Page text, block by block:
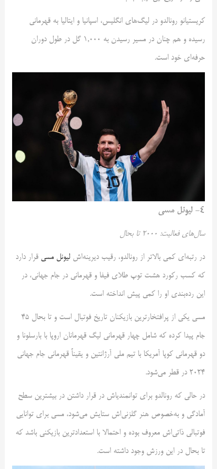
کریستیانو رونالدو در لیگ‌های انگلیس، اسپانیا و ایتالیا به قهرمانی
رسیده و هم چنان در مسیر رسیدن به ۱,۰۰۰ گل در طول دوران
حرفه‌ای خود است.
۴- لیونل مسی
سال‌های فعالیت: ۲۰۰۰ تا بحال
در رتبه‌ای کمی بالاتر از رونالدو، رقیب دیرینه‌اش لیونل مسی قرار دارد
که کسب رکورد هشت توپ طلای فیفا و قهرمانی در جام جهانی، در
این رده‌بندی او را کمی پیش انداخته است.
مسی یکی از پرافتخارترین بازیکنان تاریخ فوتبال است و تا بحال ۴۵
جام پیدا کرده که شامل چهار قهرمانی لیگ قهرمانان اروپا با بارسلونا و
دو قهرمانی کوپا آمریکا با تیم ملی آرژانتین و یقیناً قهرمانی جام جهانی
۲۰۲۴ در قطر می‌شود.
در حالی که رونالدو برای توانمندیاش در قرار داشتن در بیشترین سطح
آمادگی و به‌خصوص هنر گلزنی‌اش ستایش می‌شود، مسی برای توانایی
فوتبالی ذاتی‌اش معروف بوده و احتمالا با استعدادترین بازیکنی باشد که
تا بحال در این ورزش وجود داشته است.